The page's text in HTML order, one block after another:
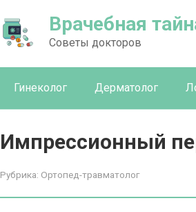
Врачебная
Советы докторов
Гинеколог Дерматолог
Импрессионный
Рубрика: Ортопед-травматолог